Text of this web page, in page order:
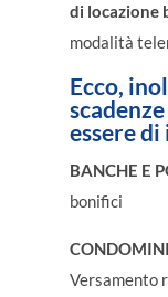
di locazione
modalità
Ecco,
essere di
BANCHE E
bonifici
Versamento